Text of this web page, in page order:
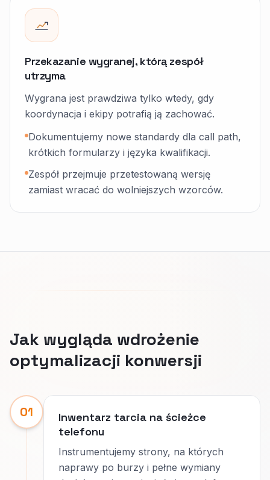
Przekazanie wygranej, którą zespół
utrzyma
Wygrana jest prawdziwa tylko wtedy, gdy
koordynacja i ekipy potrafią ją zachować.
Dokumentujemy nowe standardy dla call path,
krótkich formularzy i języka kwalifikacji.
Zespół przejmuje przetestowaną wersję
zamiast wracać do wolniejszych wzorców.
Jak wygląda wdrożenie
optymalizacji konwersji
01
Inwentarz tarcia na ścieżce
telefonu
Instrumentujemy strony, na których
naprawy po burzy i pełne wymiany